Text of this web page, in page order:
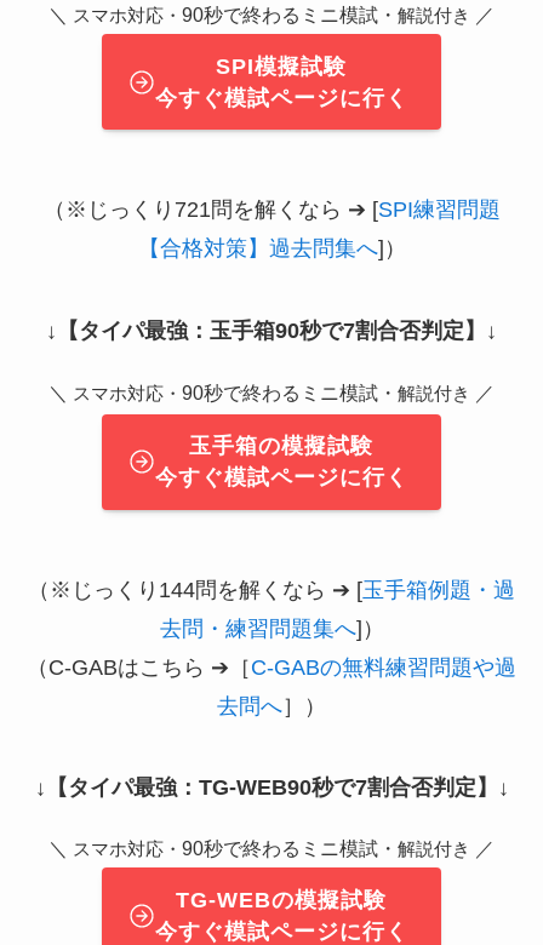
＼ スマホ対応・ 90秒で終わるミニ模試・ 解説付き ／
SPI模擬試験
今すぐ模試ページに行く
（※じっくり721問を解くなら ➔ [SPI練習問題
【合格対策】過去問集へ]）
↓ 【タイパ最強：玉手箱90秒で7割合否判定】 ↓
＼ スマホ対応・ 90秒で終わるミニ模試・ 解説付き ／
玉手箱の模擬試験
今すぐ模試ページに行く
（※じっくり144問を解くなら ➔ [玉手箱例題・過
去問・練習問題集へ]）
（C-GABはこちら ➔［C-GABの無料練習問題や過
去問へ］）
↓ 【タイパ最強：TG-WEB90秒で7割合否判定】 ↓
＼ スマホ対応・ 90秒で終わるミニ模試・ 解説付き ／
TG-WEBの模擬試験
今すぐ模試ページに行く